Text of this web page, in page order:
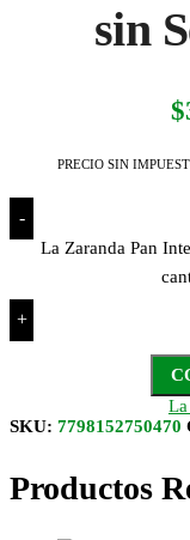
sin
$
PRECIO SIN
-
La Zaranda Pan
+
La
SKU: 7798152750470
Productos